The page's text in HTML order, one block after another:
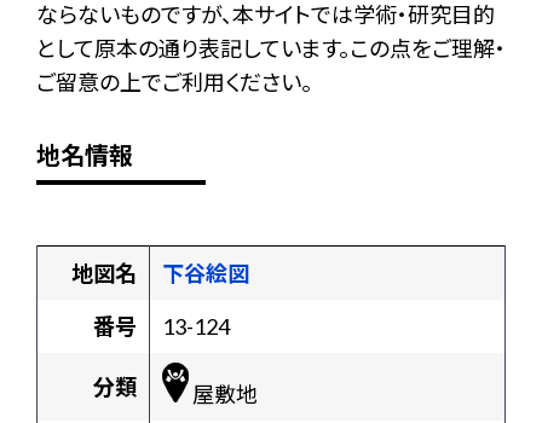
ならないものですが、本サイトでは学術・研究目的
として原本の通り表記しています。この点をご理解・
ご留意の上でご利用ください。
地名情報
地図名
下谷絵図
番号
13-124
分類
屋敷地